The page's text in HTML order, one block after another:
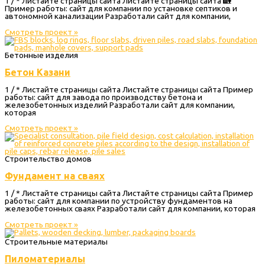
Пример работы: сайт для компании по установке септиков и
автономной канализации Разработали сайт для компании,
Смотреть проект »
Бетонные изделия
Бетон Казани
1 / * Листайте страницы сайта Листайте страницы сайта Пример
работы: сайт для завода по производству бетона и
железобетонных изделий Разработали сайт для компании,
которая
Смотреть проект »
Строительство домов
Фундамент на сваях
1 / * Листайте страницы сайта Листайте страницы сайта Пример
работы: сайт для компании по устройству фундаментов на
железобетонных сваях Разработали сайт для компании, которая
Смотреть проект »
Строительные материалы
Пиломатериалы